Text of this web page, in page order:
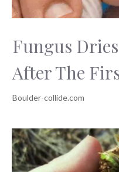
Fungus
After The